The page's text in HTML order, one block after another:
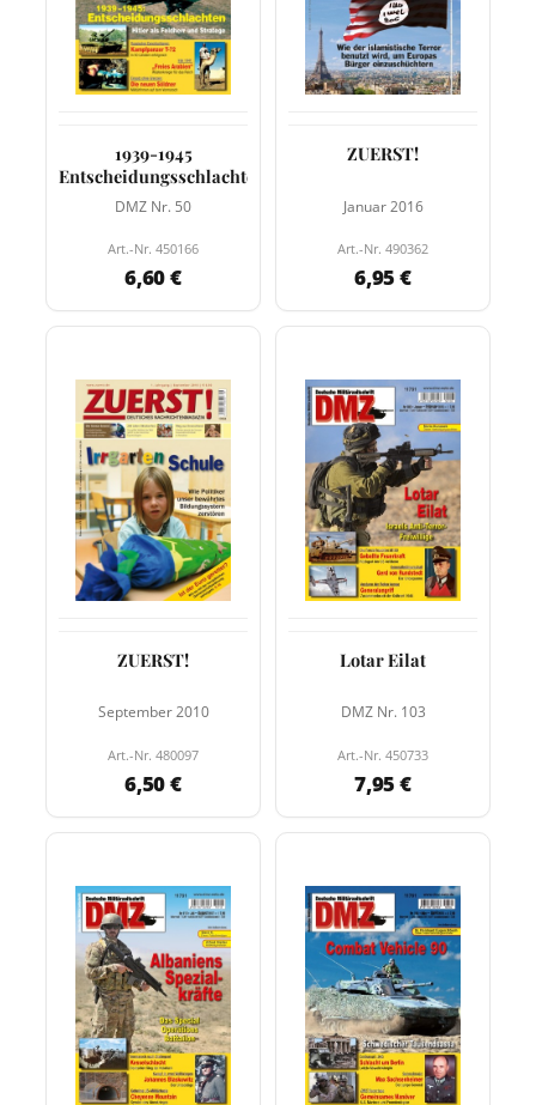
1939-1945
Entscheidungsschlachten
DMZ Nr. 50
Art.-Nr. 450166
6,60 €
ZUERST!
Januar 2016
Art.-Nr. 490362
6,95 €
ZUERST!
September 2010
Art.-Nr. 480097
6,50 €
Lotar Eilat
DMZ Nr. 103
Art.-Nr. 450733
7,95 €